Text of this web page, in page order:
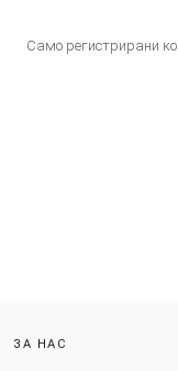
Само регистрирани
ЗА НАС